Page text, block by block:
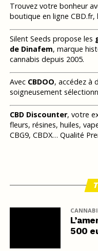
Trouvez votre bonheur
boutique en ligne CBD.fr,
Silent Seeds propose les
de Dinafem, marque
cannabis depuis 2005.
Avec CBDOO, accédez à
soigneusement
CBD Discounter, votre
fleurs, résines, huiles,
CBG9, CBDX… Qualité
500